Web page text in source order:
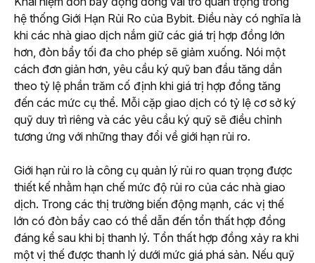
hệ thống Giới Hạn Rủi Ro của Bybit. Điều này có nghĩa là
khi các nhà giao dịch nắm giữ các giá trị hợp đồng lớn
hơn, đòn bẩy tối đa cho phép sẽ giảm xuống. Nói một
cách đơn giản hơn, yêu cầu ký quỹ ban đầu tăng dần
theo tỷ lệ phần trăm cố định khi giá trị hợp đồng tăng
đến các mức cụ thể. Mỗi cặp giao dịch có tỷ lệ cơ sở ký
quỹ duy trì riêng và các yêu cầu ký quỹ sẽ điều chỉnh
tương ứng với những thay đổi về giới hạn rủi ro.
Giới hạn rủi ro là công cụ quản lý rủi ro quan trọng được
thiết kế nhằm hạn chế mức độ rủi ro của các nhà giao
dịch. Trong các thị trường biến động mạnh, các vị thế
lớn có đòn bẩy cao có thể dẫn đến tổn thất hợp đồng
đáng kể sau khi bị thanh lý. Tổn thất hợp đồng xảy ra khi
một vị thế được thanh lý dưới mức giá phá sản. Nếu quỹ